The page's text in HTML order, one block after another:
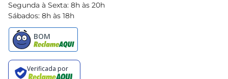
Segunda à Sexta: 8h às 20h
Sábados: 8h às 18h